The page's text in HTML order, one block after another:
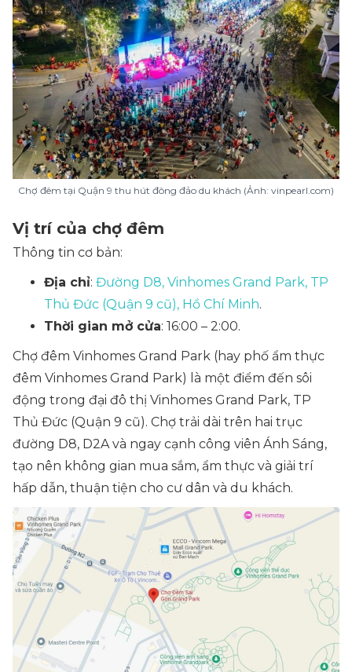
Chợ đêm tại Quận 9 thu hút đông đảo du khách (Ảnh: vinpearl.com)
Vị trí của chợ đêm
Thông tin cơ bản:
Địa chỉ: Đường D8, Vinhomes Grand Park, TP
Thủ Đức (Quận 9 cũ), Hồ Chí Minh.
Thời gian mở cửa: 16:00 – 2:00.
Chợ đêm Vinhomes Grand Park (hay phố ẩm thực
đêm Vinhomes Grand Park) là một điểm đến sôi
động trong đại đô thị Vinhomes Grand Park, TP
Thủ Đức (Quận 9 cũ). Chợ trải dài trên hai trục
đường D8, D2A và ngay cạnh công viên Ánh Sáng,
tạo nên không gian mua sắm, ẩm thực và giải trí
hấp dẫn, thuận tiện cho cư dân và du khách.